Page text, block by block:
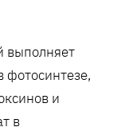
выполняет
фотосинтезе,
и
в